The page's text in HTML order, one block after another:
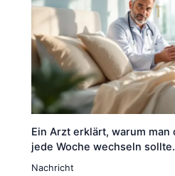
Ein Arzt erklärt, warum
jede Woche wechseln sollte.
Nachricht